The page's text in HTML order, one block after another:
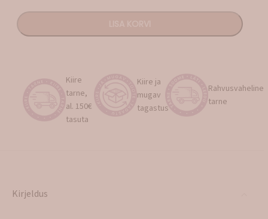
Kiire
tarne,
al. 150€
tasuta
Kiire ja
mugav
tagastus
Rahvusvaheline
tarne
Kirjeldus